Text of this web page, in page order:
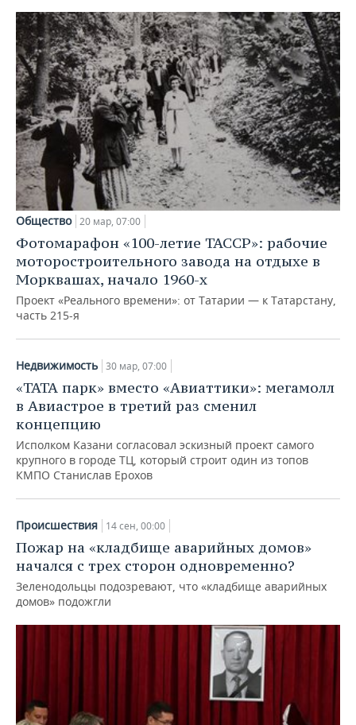
Общество 20 мар, 07:00
Фотомарафон «100-летие ТАССР»: рабочие
моторостроительного завода на отдыхе в
Морквашах, начало 1960-х
Проект «Реального времени»: от Татарии — к Татарстану,
часть 215-я
Недвижимость 30 мар, 07:00
«ТАТА парк» вместо «Авиаттики»: мегамолл
в Авиастрое в третий раз сменил
концепцию
Исполком Казани согласовал эскизный проект самого
крупного в городе ТЦ, который строит один из топов
КМПО Станислав Ерохов
Происшествия 14 сен, 00:00
Пожар на «кладбище аварийных домов»
начался с трех сторон одновременно?
Зеленодольцы подозревают, что «кладбище аварийных
домов» подожгли